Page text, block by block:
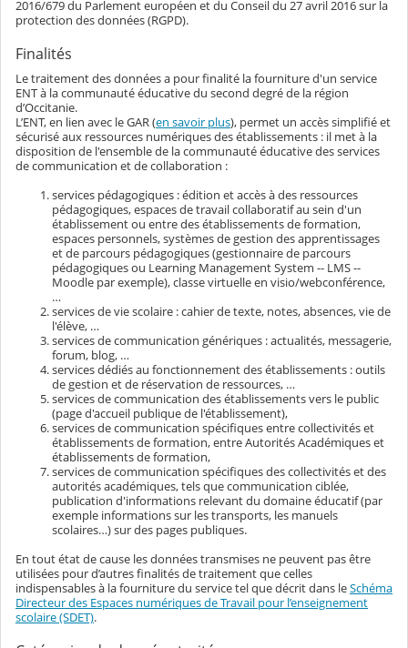
2016/679 du Parlement européen et du Conseil du 27 avril 2016 sur la
protection des données (RGPD).
Finalités
Le traitement des données a pour finalité la fourniture d'un service
ENT à la communauté éducative du second degré de la région
d’Occitanie.
L’ENT, en lien avec le GAR (en savoir plus), permet un accès simplifié et
sécurisé aux ressources numériques des établissements : il met à la
disposition de l'ensemble de la communauté éducative des services
de communication et de collaboration :
services pédagogiques : édition et accès à des ressources
pédagogiques, espaces de travail collaboratif au sein d'un
établissement ou entre des établissements de formation,
espaces personnels, systèmes de gestion des apprentissages
et de parcours pédagogiques (gestionnaire de parcours
pédagogiques ou Learning Management System -- LMS --
Moodle par exemple), classe virtuelle en visio/webconférence,
…
services de vie scolaire : cahier de texte, notes, absences, vie de
l'élève, …
services de communication génériques : actualités, messagerie,
forum, blog, …
services dédiés au fonctionnement des établissements : outils
de gestion et de réservation de ressources, …
services de communication des établissements vers le public
(page d'accueil publique de l'établissement),
services de communication spécifiques entre collectivités et
établissements de formation, entre Autorités Académiques et
établissements de formation,
services de communication spécifiques des collectivités et des
autorités académiques, tels que communication ciblée,
publication d'informations relevant du domaine éducatif (par
exemple informations sur les transports, les manuels
scolaires…) sur des pages publiques.
En tout état de cause les données transmises ne peuvent pas être
utilisées pour d’autres finalités de traitement que celles
indispensables à la fourniture du service tel que décrit dans leSchéma
Directeur des Espaces numériques de Travail pour l’enseignement
scolaire (SDET).